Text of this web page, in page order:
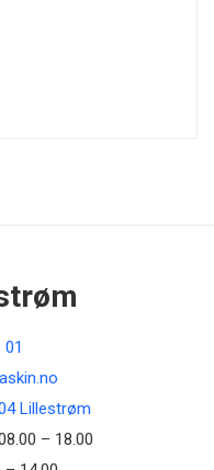
Lillestrøm
– 18.00